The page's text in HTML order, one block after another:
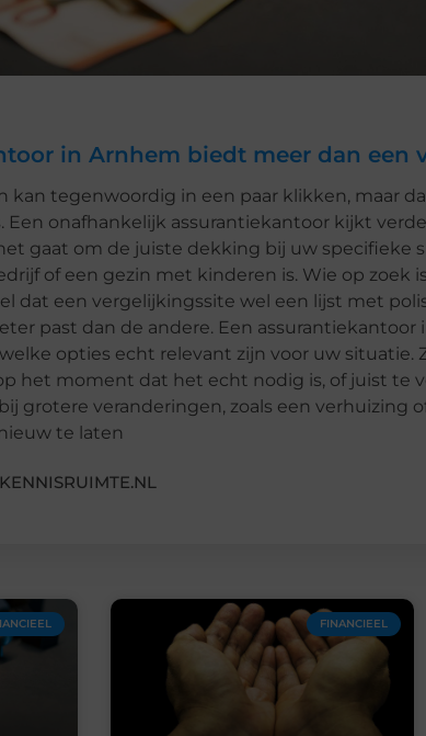
in Arnhem biedt meer dan een
kan tegenwoordig in een paar klikken, maar
Een onafhankelijk assurantiekantoor kijkt
gaat om de juiste dekking bij uw specifieke
of een gezin met kinderen is. Wie op zoek
dat een vergelijkingssite wel een lijst met
past dan de andere. Een assurantiekantoor
opties echt relevant zijn voor uw situatie.
het moment dat het echt nodig is, of juist te
grotere veranderingen, zoals een verhuizing
te laten
FINANCIEEL